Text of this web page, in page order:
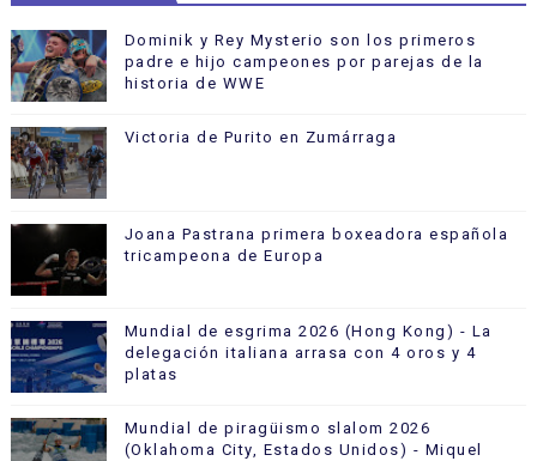
Dominik y Rey Mysterio son los primeros
padre e hijo campeones por parejas de la
historia de WWE
Victoria de Purito en Zumárraga
Joana Pastrana primera boxeadora española
tricampeona de Europa
Mundial de esgrima 2026 (Hong Kong) - La
delegación italiana arrasa con 4 oros y 4
platas
Mundial de piragüismo slalom 2026
(Oklahoma City, Estados Unidos) - Miquel